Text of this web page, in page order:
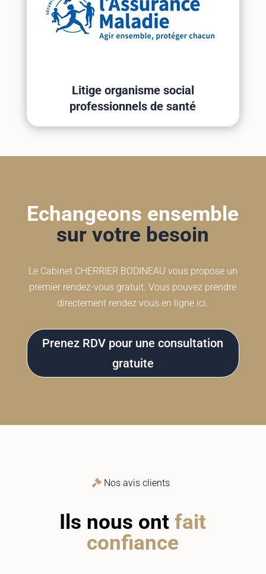
Litige organisme social
professionnels de santé
Echangeons ensemble
sur votre besoin
Le Cabinet CHERRIER BODINEAU vous propose un
premier rendez-vous gratuit. Vous pouvez prendre
directement rendez vous en ligne ici.
Prenez RDV pour une consultation
gratuite
Nos avis clients
Ils nous ontfait
confiance